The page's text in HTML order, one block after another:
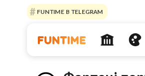
FUNTIME В TELEGRAM